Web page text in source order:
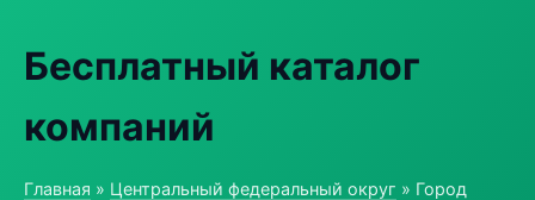
Бесплатный каталог
компаний
Главная » Центральный федеральный округ » Город